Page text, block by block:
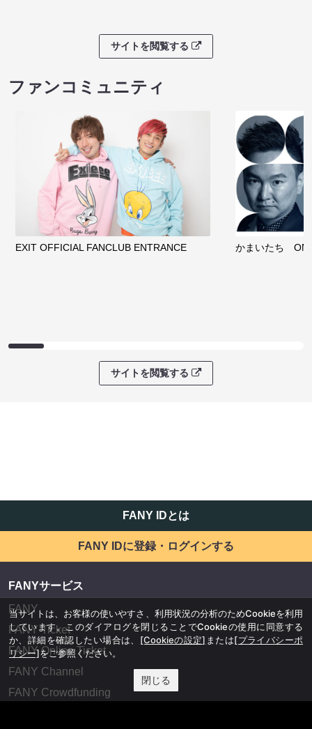
サイトを閲覧する
ファンコミュニティ
EXIT OFFICIAL FANCLUB ENTRANCE かまいたち
サイトを閲覧する
FANY IDとは
FANY IDに登録・ログインする
FANYサービス
FANY
FANY Ticket
FANY Online Ticket
FANY Channel
FANY Crowdfunding
当サイトは、お客様の使いやすさ、利用状況の分析のためCookieを利用
しています。このダイアログを閉じることでCookieの使用に同意する
か、詳細を確認したい場合は、 [Cookieの設定] または[プライバシーポ
リシー]をご参照ください。
閉じる